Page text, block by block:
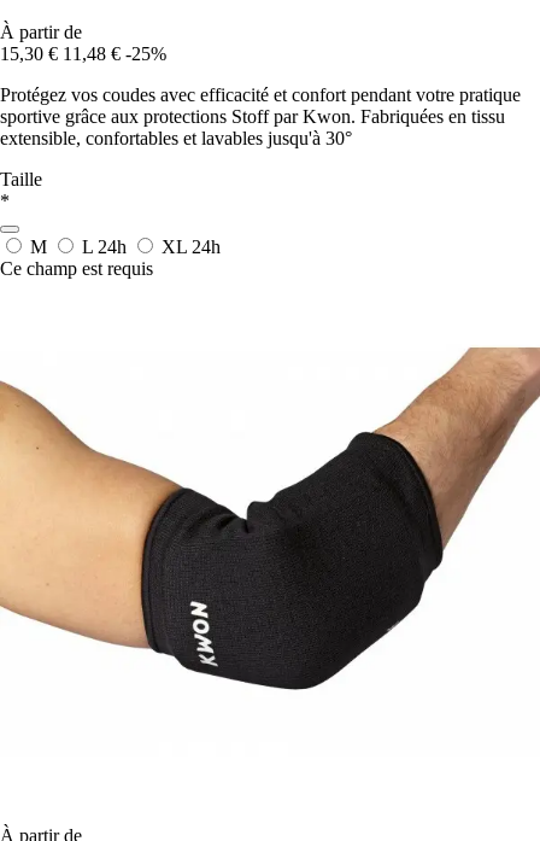
À partir de
15,30 € 11,48 € -25%
Protégez vos coudes avec efficacité et confort pendant votre pratique
sportive grâce aux protections Stoff par Kwon. Fabriquées en tissu
extensible, confortables et lavables jusqu'à 30°
Taille
*
M L 24h XL 24h
Ce champ est requis
À partir de